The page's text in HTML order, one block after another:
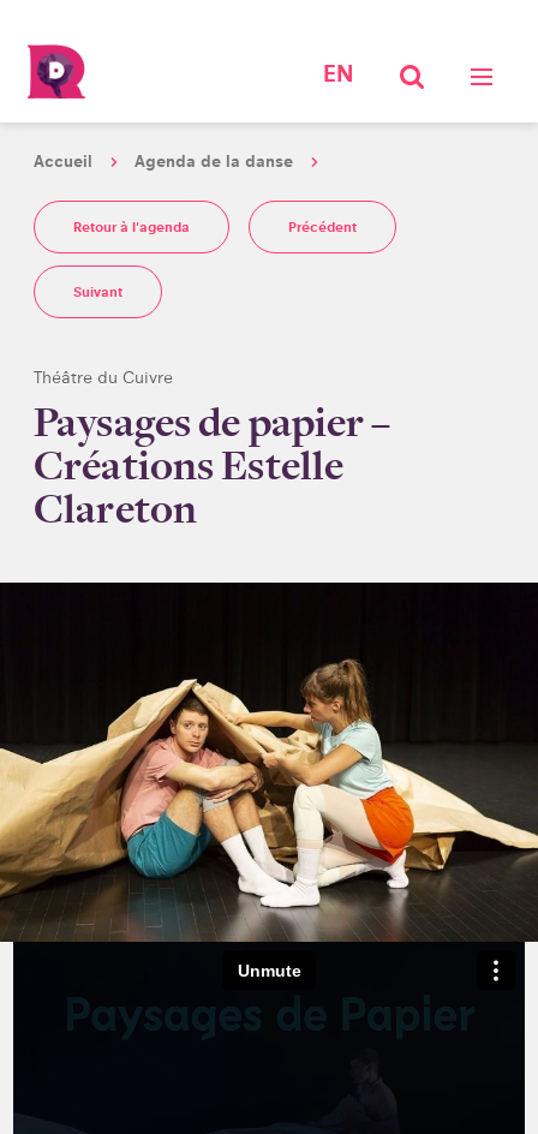
EN
Accueil Agenda de la danse
Retour à l'agenda Précédent
Suivant
Théâtre du Cuivre
Paysages de papier –
Créations Estelle
Clareton